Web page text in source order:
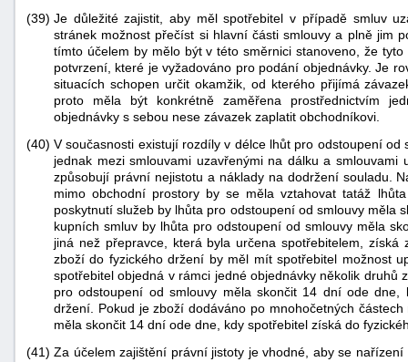
(39) Je důležité zajistit, aby měl spotřebitel v případě smluv
stránek možnost přečíst si hlavní části smlouvy a plně jim
tímto účelem by mělo být v této směrnici stanoveno, že
potvrzení, které je vyžadováno pro podání objednávky. Je
situacích schopen určit okamžik, od kterého přijímá
proto měla být konkrétně zaměřena prostřednictvím
objednávky s sebou nese závazek zaplatit obchodníkovi.
(40) V současnosti existují rozdíly v délce lhůt pro odstoupení
jednak mezi smlouvami uzavřenými na dálku a
způsobují právní nejistotu a náklady na dodržení souladu.
mimo obchodní prostory by se měla vztahovat tatáž
poskytnutí služeb by lhůta pro odstoupení od smlouvy měla
kupních smluv by lhůta pro odstoupení od smlouvy měla
jiná než přepravce, která byla určena spotřebitelem,
zboží do fyzického držení by měl mít spotřebitel možnost
spotřebitel objedná v rámci jedné objednávky několik
pro odstoupení od smlouvy měla skončit 14 dní ode
držení. Pokud je zboží dodáváno po mnohočetných
měla skončit 14 dní ode dne, kdy spotřebitel získá do
(41) Za účelem zajištění právní jistoty je vhodné, aby se